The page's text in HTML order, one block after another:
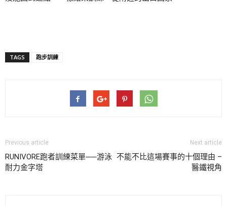
TAGS 跑步訓練
Previous article
RUNIVORE跑者訓練菜單──游泳
耐力金字塔
Next article
不能不比這場賽事的十個理由 –
醫鐵視角